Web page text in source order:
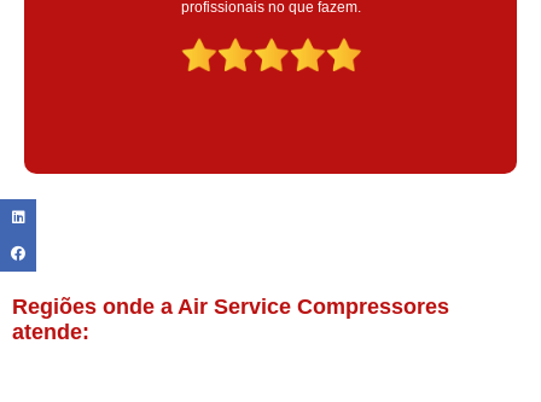
Claudinei excelente profissional!
Regiões onde a Air Service Compressores
atende: